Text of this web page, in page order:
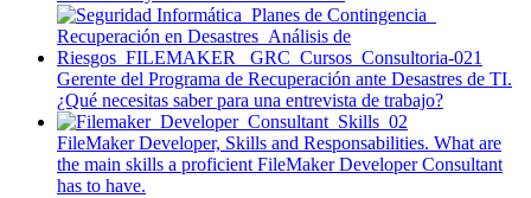
Gerente del Programa de Recuperación ante Desastres de TI.
¿Qué necesitas saber para una entrevista de trabajo?
FileMaker Developer, Skills and Responsabilities. What are
the main skills a proficient FileMaker Developer Consultant
has to have.